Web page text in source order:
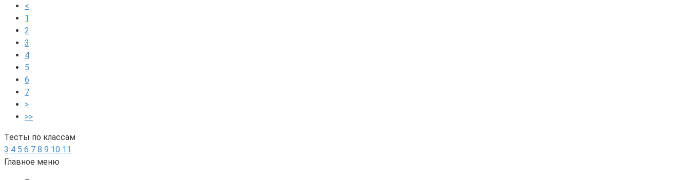
<
1
2
3
4
5
6
7
>
>>
Тесты по классам
3 4 5 6 7 8 9 10 11
Главное меню